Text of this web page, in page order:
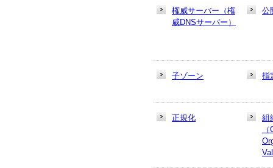
権威サーバー（権
威DNSサーバー）
公
子ゾーン 指
正規化
組